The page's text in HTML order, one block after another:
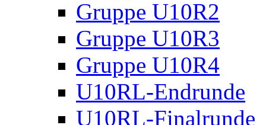
Gruppe U10R2
Gruppe U10R3
Gruppe U10R4
U10RL-Endrunde
U10RL-Finalrunde